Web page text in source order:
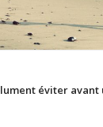
éviter avant